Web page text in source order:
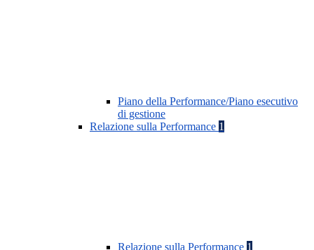
Piano della Performance/Piano esecutivo
di gestione
Relazione sulla Performance 1
Relazione sulla Performance 1